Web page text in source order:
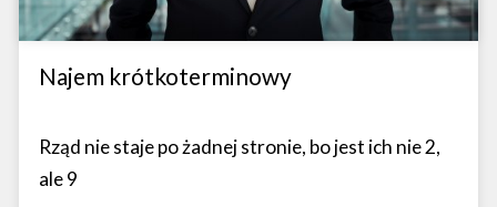
Najem krótkoterminowy
Rząd nie staje po żadnej stronie, bo jest ich nie 2,
ale 9